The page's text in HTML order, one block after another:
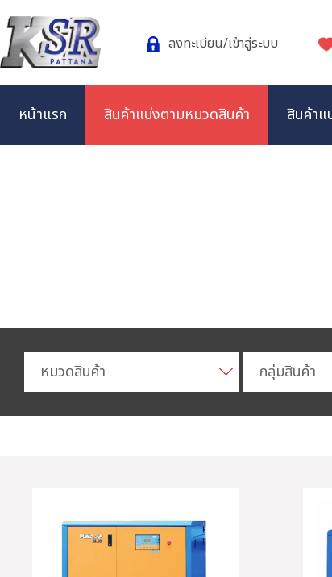
ลงทะเบียน/เข้าสู่ระบบ
หน้าแรก สินค้าแบ่งตามหมวดสินค้า สินค้าแ
หมวดสินค้า กลุ่มสินค้า